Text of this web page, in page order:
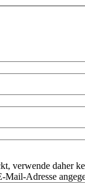
verwende daher
Adresse